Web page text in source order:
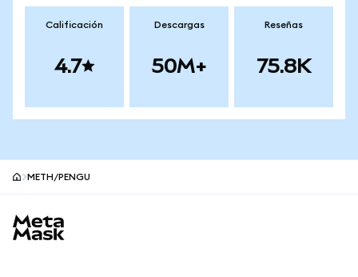
Calificación
4.7
Descargas
50M+
Reseñas
75.8K
METH/PENGU